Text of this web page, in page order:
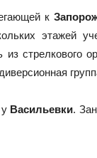
к
этажей
стрелкового
Васильевки.